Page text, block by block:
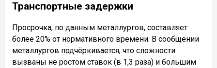
Транспортные задержки
Просрочка, по данным металлургов, составляет
более 20% от нормативного времени. В сообщении
металлургов подчёркивается, что сложности
вызваны не ростом ставок (в 1,3 раза) и большим